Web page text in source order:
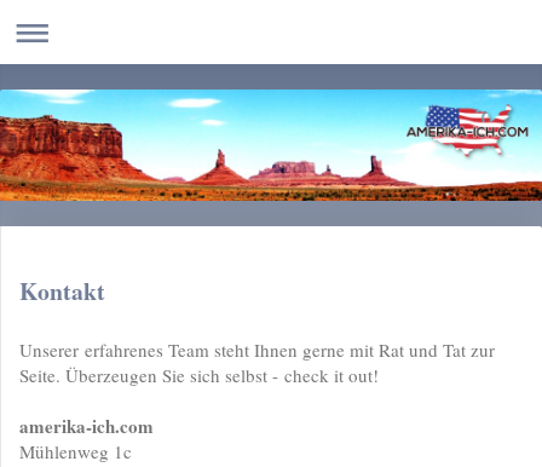
Kontakt
Unserer erfahrenes Team steht Ihnen gerne mit Rat und Tat zur
Seite. Überzeugen Sie sich selbst - check it out!
amerika-ich.com
Mühlenweg 1c